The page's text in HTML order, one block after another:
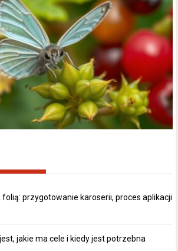
przygotowanie karoserii, proces aplikacji
jakie ma cele i kiedy jest potrzebna